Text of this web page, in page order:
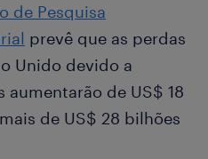
de Pesquisa
prevê que as perdas
Unido devido a
aumentarão de US$ 18
de US$ 28 bilhões